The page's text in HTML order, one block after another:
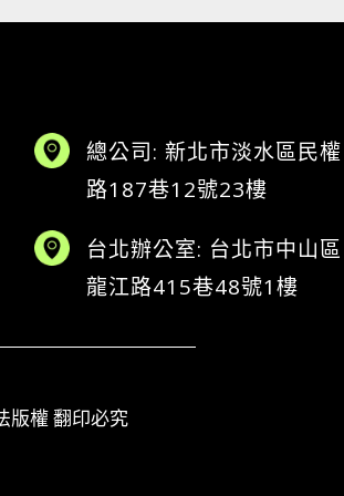
總公司: 新北市淡水區民權
路187巷12號23樓
台北辦公室: 台北市中山區
龍江路415巷48號1樓
權 翻印必究